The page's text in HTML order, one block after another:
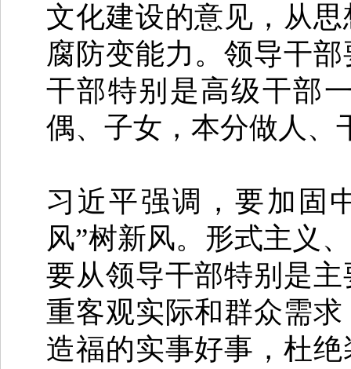
文化建设的意见，从
腐防变能力。领导干
干部特别是高级干部
偶、子女，本分做人、
习近平强调，要加固
风”树新风。形式主义
要从领导干部特别是
重客观实际和群众需
造福的实事好事，杜